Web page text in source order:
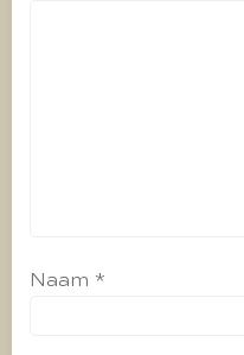
Naam *